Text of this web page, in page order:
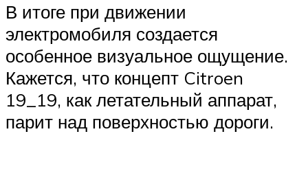
В итоге при движении
электромобиля создается
особенное визуальное ощущение.
Кажется, что концепт Citroen
19_19, как летательный аппарат,
парит над поверхностью дороги.